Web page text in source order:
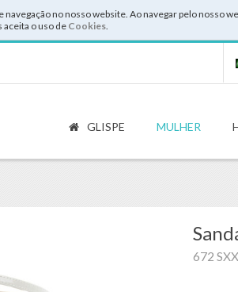
no nosso website. Ao navegar pelo nosso
o uso de Cookies.
GLISPE MULHER
672